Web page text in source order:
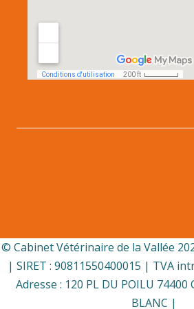
© Cabinet Vétérinaire de la Vallée
| SIRET : 90811550400015 | TVA
Adresse : 120 PL DU POILU
BLANC |